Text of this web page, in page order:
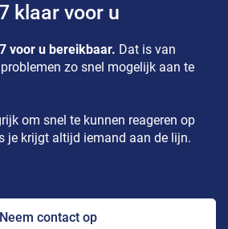
klaar voor u
voor u bereikbaar. Dat is van
zo snel mogelijk aan te
om snel te kunnen reageren op
je krijgt altijd iemand aan de lijn.
Neem contact op